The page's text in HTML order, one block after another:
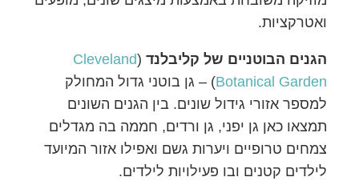
ואטרקציות.
הגנים הבוטניים של קליבלנד (
Cleveland
Botanical Garden‏) – גן בוטני גדול המחולק
למספר אזורי גידול שונים. בין הגנים השונים
תמצאו כאן גן יפני, גן ורדים, חממה בה מגדלים
צמחים טרופיים ויערות גשם ואפילו אזור המיועד
לילדים קטנים ובו פעילויות לילדים.